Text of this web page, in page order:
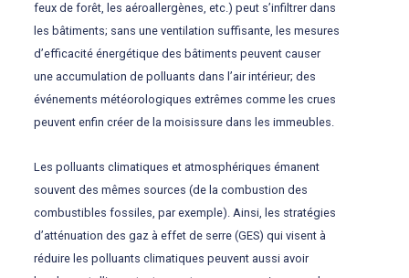
feux de forêt, les aéroallergènes, etc.) peut s’infiltrer dans
les bâtiments; sans une ventilation suffisante, les mesures
d’efficacité énergétique des bâtiments peuvent causer
une accumulation de polluants dans l’air intérieur; des
événements météorologiques extrêmes comme les crues
peuvent enfin créer de la moisissure dans les immeubles.
Les polluants climatiques et atmosphériques émanent
souvent des mêmes sources (de la combustion des
combustibles fossiles, par exemple). Ainsi, les stratégies
d’atténuation des gaz à effet de serre (GES) qui visent à
réduire les polluants climatiques peuvent aussi avoir